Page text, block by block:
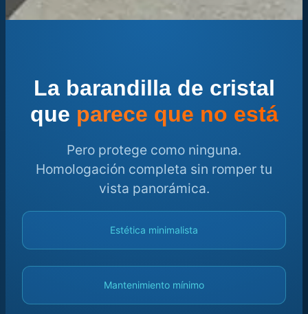
La barandilla de cristal
que parece que no está
Pero protege como ninguna.
Homologación completa sin romper tu
vista panorámica.
Estética minimalista
Mantenimiento mínimo